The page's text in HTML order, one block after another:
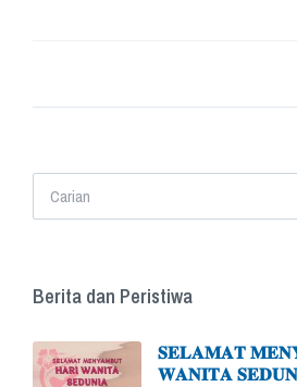
Berita dan Peristiwa
𝐒𝐄𝐋𝐀𝐌𝐀𝐓
𝐖𝐀𝐍𝐈𝐓𝐀